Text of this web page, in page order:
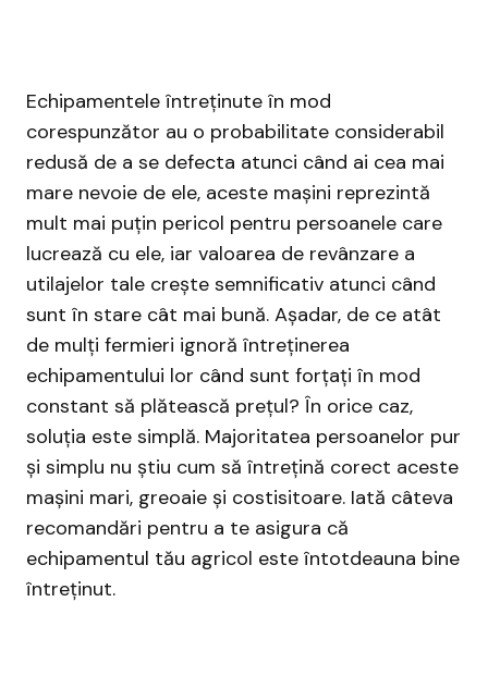
Echipamentele întreținute în mod
corespunzător au o probabilitate considerabil
redusă de a se defecta atunci când ai cea mai
mare nevoie de ele, aceste mașini reprezintă
mult mai puțin pericol pentru persoanele care
lucrează cu ele, iar valoarea de revânzare a
utilajelor tale crește semnificativ atunci când
sunt în stare cât mai bună. Așadar, de ce atât
de mulți fermieri ignoră întreținerea
echipamentului lor când sunt forțați în mod
constant să plătească prețul? În orice caz,
soluția este simplă. Majoritatea persoanelor pur
și simplu nu știu cum să întrețină corect aceste
mașini mari, greoaie și costisitoare. Iată câteva
recomandări pentru a te asigura că
echipamentul tău agricol este întotdeauna bine
întreținut.